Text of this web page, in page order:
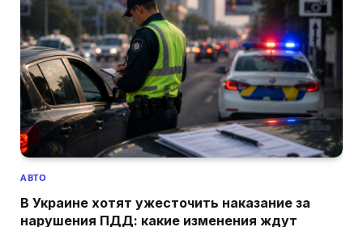
АВТО
В Украине хотят ужесточить наказание за
нарушения ПДД: какие изменения ждут